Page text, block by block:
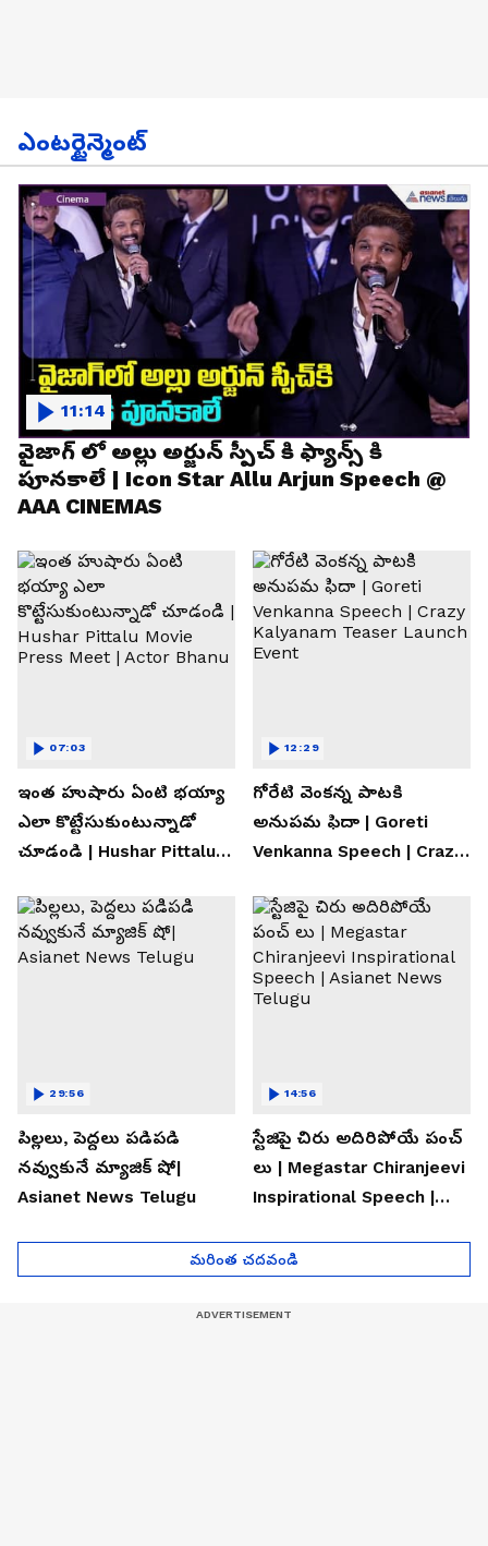
ఎంటర్టైన్మెంట్
వైజాగ్ లో అల్లు అర్జున్ స్పీచ్ కి ఫ్యాన్స్ కి
పూనకాలే | Icon Star Allu Arjun Speech @
AAA CINEMAS
11:14
ఇంత హుషారు ఏంటి భయ్యా
ఎలా కొట్టేసుకుంటున్నాడో
చూడండి | Hushar Pittalu
Bhanu
07:03
గోరేటి వెంకన్న పాటకి
అనుపమ ఫిదా | Goreti
Venkanna Speech | Crazy
Event
12:29
పిల్లలు, పెద్దలు పడిపడి
నవ్వుకునే మ్యాజిక్ షో|
Asianet News Telugu
29:56
స్టేజిపై చిరు అదిరిపోయే పంచ్
లు | Megastar Chiranjeevi
Inspirational Speech |
14:56
మరింత చదవండి